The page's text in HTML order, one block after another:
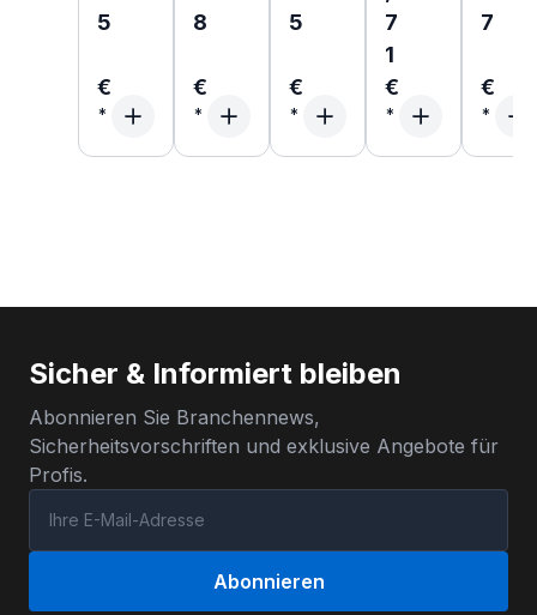
5
€
8
€
5
€
7
1
€
7
€
Sicher & Informiert bleiben
Abonnieren Sie Branchennews,
Sicherheitsvorschriften und exklusive Angebote für
Profis.
Abonnieren